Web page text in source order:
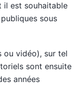
il est souhaitable
sous
ou vidéo), sur tel
sont ensuite
années